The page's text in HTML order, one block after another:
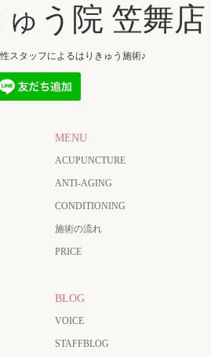
ゅう院 笠舞店
スタッフによるはりきゅう施術♪
MENU
ACUPUNCTURE
ANTI-AGING
CONDITIONING
施術の流れ
PRICE
BLOG
VOICE
STAFFBLOG